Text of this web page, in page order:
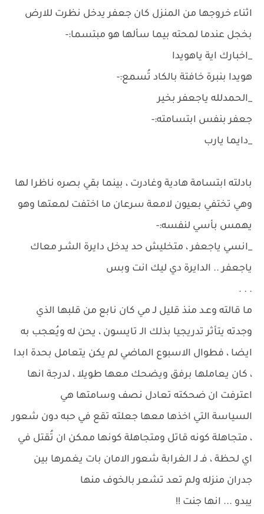
اثناء خروجها من المنزل كان جعفر يدخل نظرت للارض
بخجل عندما لمحته بيما سألها هو مبتسما:-
_اخبارك اية ياهويدا
هويدا بنبرة خافتة بالكاد تُسمع:-
_الحمدلله ياجعفر بخير
جعفر بنفس ابتسامته:-
_دايما يارب
بادلته ابتسامة هادية وغادرت ، بينما بقي بصره ناظرا لها
وهي تختفي بعيون لامعة سرعان ما اختفت لمعتها وهو
يهمس بأسي لنفسه:-
_انسي ياجعفر ، متخليش حد يدخل دايرة الشـر معاك
ياجعفر .. الدايرة دي ليك انت وبس
. . .
ما قالته وعـد منذ قليل لـ مي كان نابع من قلبها الذي
وجدته يتأثر تدريجيا بذلك الـ تايسون ، يحن له ويُعجب به
ايضا ، فطوال الاسبوع الماضي لم يكن يتعامل بحدة ابدا
، كان يعاملها برفق ويضحك معها طويلا ، لدرجة انها
اعترفت ان ضحكته تعادل نصف وسامتها هي
السياسة التي اخذها معها جعلته تقع في حبه دون شعور
، متجاهلة كونه قاتل ومتجاهلة كونها ممكن ان تُقتل في
اي لحظة ، فـ لـ الغرابة شعور الامان بات يغمرها بين
جدران منزله ولم تعد تشعر بالخوف منها
يبدو ... انها جنت !!